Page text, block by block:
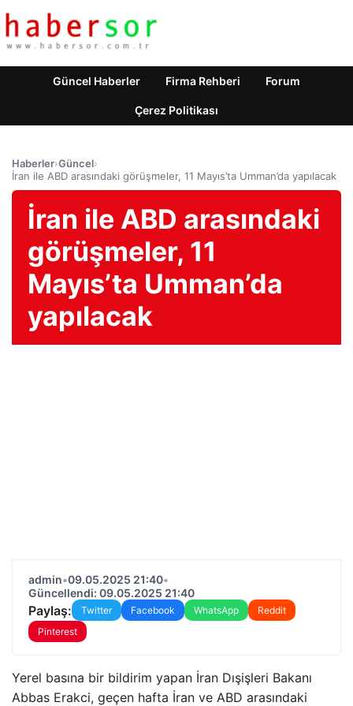
Güncel Haberler Firma Rehberi Forum
Çerez Politikası
Haberler›Güncel›
İran ile ABD arasındaki görüşmeler, 11 Mayıs’ta Umman’da yapılacak
İran ile ABD arasındaki
görüşmeler, 11
Mayıs’ta Umman’da
yapılacak
admin•09.05.2025 21:40•
Güncellendi: 09.05.2025 21:40
Paylaş: Twitter Facebook WhatsApp
Reddit
Pinterest
Yerel basına bir bildirim yapan İran Dışişleri Bakanı
Abbas Erakci, geçen hafta İran ve ABD arasındaki